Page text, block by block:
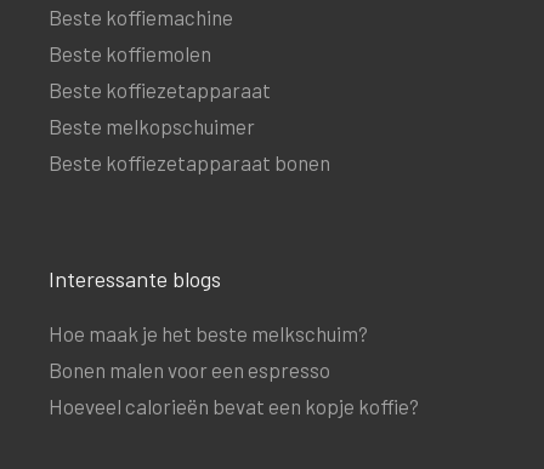
Beste koffiemachine
Beste koffiemolen
Beste koffiezetapparaat
Beste melkopschuimer
Beste koffiezetapparaat bonen
Interessante blogs
Hoe maak je het beste melkschuim?
Bonen malen voor een espresso
Hoeveel calorieën bevat een kopje koffie?